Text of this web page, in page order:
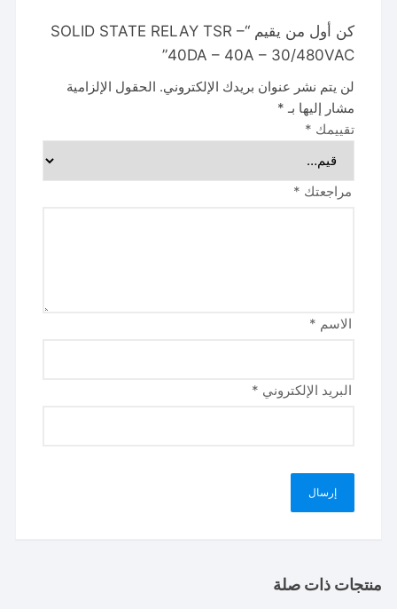
كن أول من يقيم “SOLID STATE RELAY TSR –
40DA – 40A – 30/480VAC”
لن يتم نشر عنوان بريدك الإلكتروني. الحقول الإلزامية
مشار إليها بـ *
تقييمك *
مراجعتك *
الاسم *
البريد الإلكتروني *
منتجات ذات صلة